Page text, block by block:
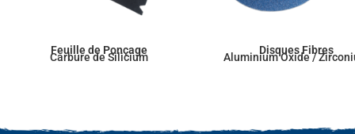
Feuille de Ponçage
Carbure de Silicium
Disques Fibres
Aluminium Oxide /